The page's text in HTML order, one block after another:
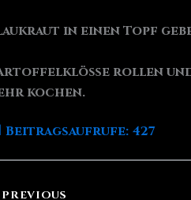
in einen Topf
rollen und
kochen.
Beitragsaufrufe: 427